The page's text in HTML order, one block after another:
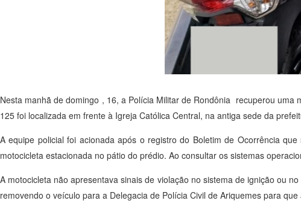
Nesta manhã de domingo , 16, a Polícia Militar de Rondônia recuperou
125 foi localizada em frente à Igreja Católica Central, na antiga sede da
A equipe policial foi acionada após o registro do Boletim de Ocorrência
motocicleta estacionada no pátio do prédio. Ao consultar os sistemas
A motocicleta não apresentava sinais de violação no sistema de ignição ou
removendo o veículo para a Delegacia de Polícia Civil de Ariquemes para